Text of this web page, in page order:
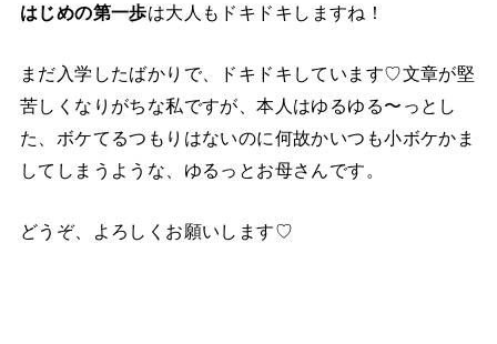
はじめの第一歩は大人もドキドキしますね！
まだ入学したばかりで、ドキドキしています♡文章が堅
苦しくなりがちな私ですが、本人はゆるゆる〜っとし
た、ボケてるつもりはないのに何故かいつも小ボケかま
してしまうような、ゆるっとお母さんです。
どうぞ、よろしくお願いします♡